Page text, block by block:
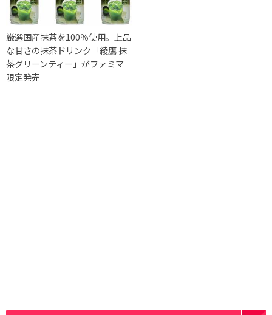
厳選国産抹茶を100％使用。上品
な甘さの抹茶ドリンク「綾鷹 抹
茶グリーンティー」がファミマ
限定発売